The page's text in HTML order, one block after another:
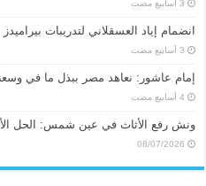
انضمام إياد العسقلاني لتدريبات بيراميدز
إمام عاشور: نعاهد مصر ببذل ما في
ونش رفع الأثاث في عين شمس: الحل
08/07/2026